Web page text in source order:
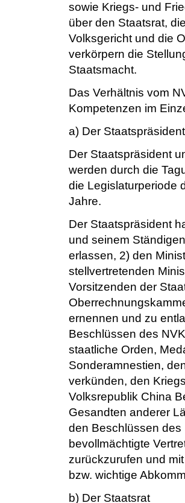
sowie Kriegs- und
über den Staatsrat,
Volksgericht und die
verkörpern die
Staatsmacht.
Das Verhältnis vom
Kompetenzen im
a) Der Staatspräsident
Der Staatspräsident
werden durch die
die Legislaturperiode
Jahre.
Der Staatspräsident
und seinem
erlassen, 2) den
stellvertretenden
Vorsitzenden der
ernennen und zu
Beschlüssen des
staatliche Orden,
Sonderamnestien,
verkünden, den
Volksrepublik China
Gesandten anderer
den Beschlüssen
bevollmächtigte
zurückzurufen und
bzw. wichtige
b) Der Staatsrat